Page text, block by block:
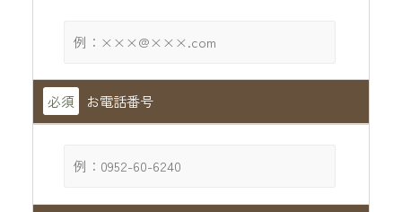
必須 お電話番号